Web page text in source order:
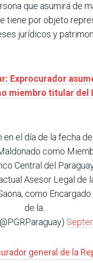
que asumirá de
tiene por objeto
jurídicos y
Exprocurador
miembro titular del
en el día de la fecha
como
Central del
Asesor Legal de
como
de la…
general de la